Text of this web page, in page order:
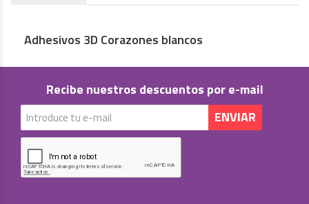
Adhesivos 3D Corazones blancos
Recibe nuestros descuentos por e-mail